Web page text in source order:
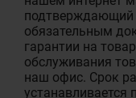
подтверждающий
обязательным
гарантии на
обслуживания
наш офис. Срок
устанавливается